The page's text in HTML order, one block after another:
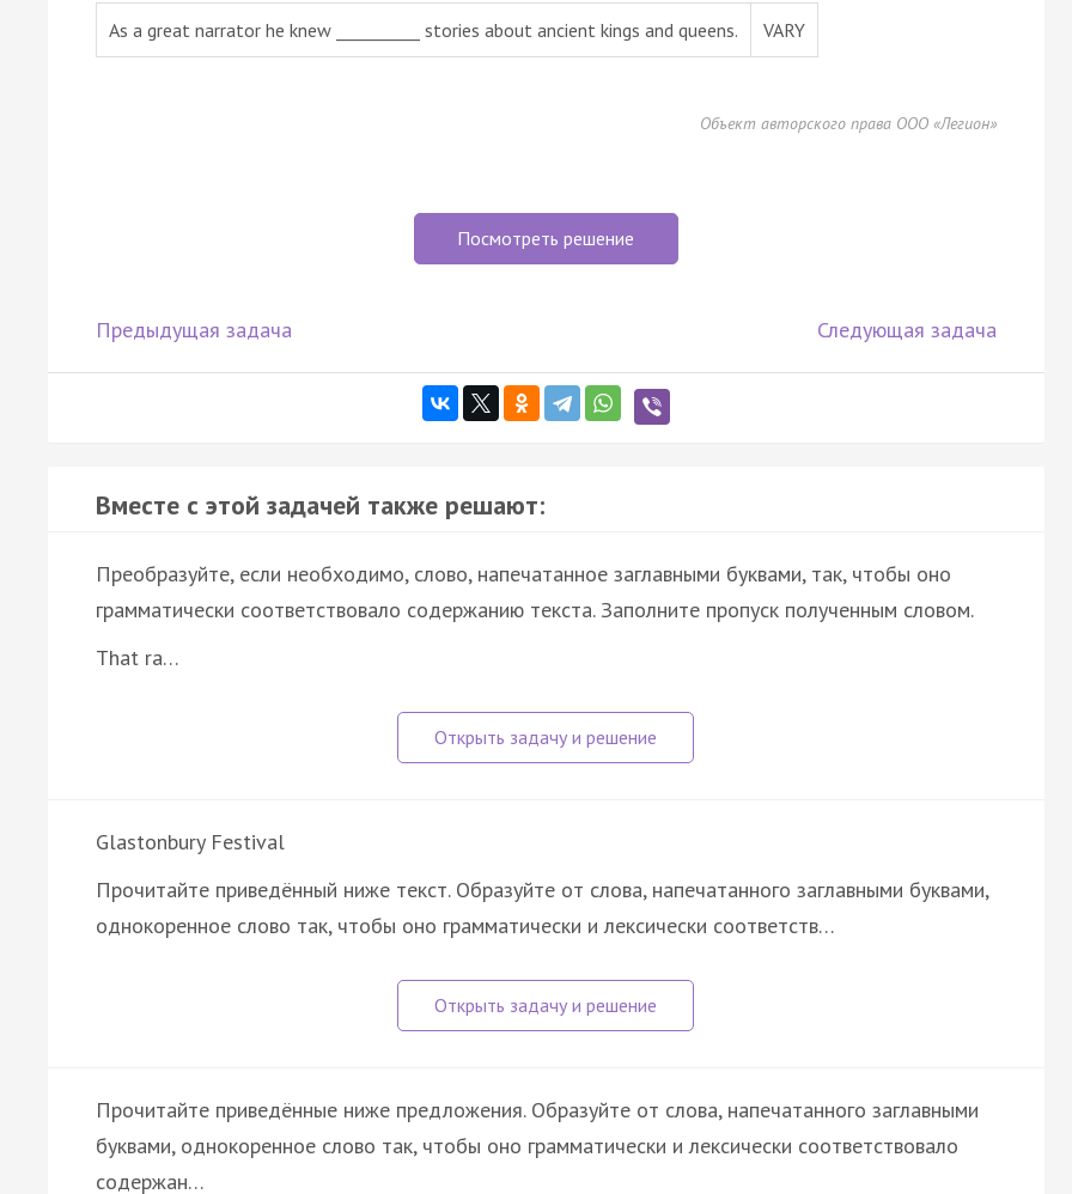
As a great narrator he knew __________ stories about ancient kings and queens. VARY
Объект авторского права ООО «Легион»
Посмотреть решение
Предыдущая задача Следующая задача
Вместе с этой задачей также решают:
Преобразуйте, если необходимо, слово, напечатанное заглавными буквами, так, чтобы оно
грамматически соответствовало содержанию текста. Заполните пропуск полученным словом.
That ra…
Glastonbury Festival
Прочитайте приведённый ниже текст. Образуйте от слова, напечатанного заглавными буквами,
однокоренное слово так, чтобы оно грамматически и лексически соответств…
Прочитайте приведённые ниже предложения. Образуйте от слова, напечатанного заглавными
буквами, однокоренное слово так, чтобы оно грамматически и лексически соответствовало
содержан…